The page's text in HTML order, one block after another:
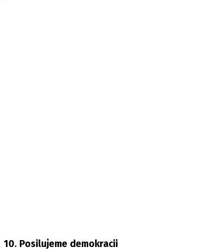
10. Posilujeme demokracii